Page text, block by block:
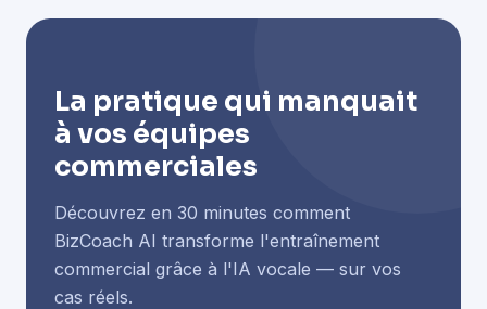
La pratique qui manquait
à vos équipes
commerciales
Découvrez en 30 minutes comment
BizCoach AI transforme l'entraînement
commercial grâce à l'IA vocale — sur vos
cas réels.